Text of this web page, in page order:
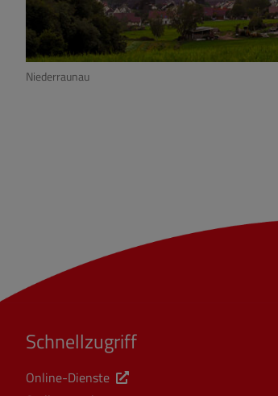
Niederraunau
Schnellzugriff
Online-Dienste